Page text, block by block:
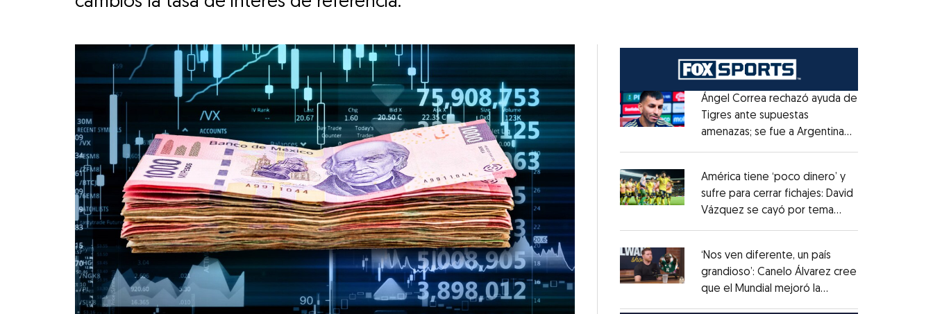
Opens in new window
Ángel Correa rechazó ayuda de
Tigres ante supuestas
amenazas; se fue a Argentina
Opens in new window
América tiene ‘poco dinero’ y
sufre para cerrar fichajes: David
Vázquez se cayó por tema
Opens in new window
‘Nos ven diferente, un país
grandioso’: Canelo Álvarez cree
que el Mundial mejoró la